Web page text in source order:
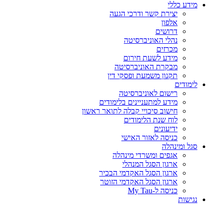
מידע כללי
יצירת קשר ודרכי הגעה
אלפון
דרושים
נהלי האוניברסיטה
מכרזים
מידע לשעת חירום
מבקרת האוניברסיטה
תקנון משמעת ופסקי דין
לימודים
רישום לאוניברסיטה
מידע למתעניינים בלימודים
חישוב סיכויי קבלה לתואר ראשון
לוח שנת הלימודים
ידיעונים
כניסה לאזור האישי
סגל ומינהלה
אגפים ומשרדי מינהלה
ארגון הסגל המנהלי
ארגון הסגל האקדמי הבכיר
ארגון הסגל האקדמי הזוטר
כניסה ל-My Tau
נגישות